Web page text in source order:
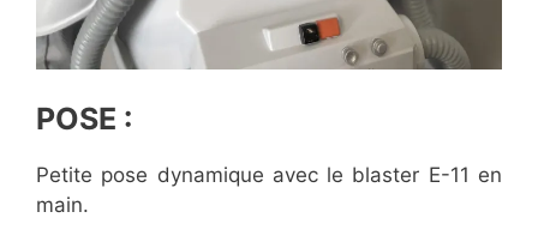
POSE :
Petite pose dynamique avec le blaster E-11 en
main.